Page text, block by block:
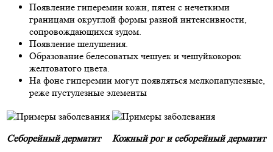
Появление гиперемии кожи, пятен с нечеткими
границами округлой формы разной интенсивности,
сопровождающихся зудом.
Появление шелушения.
Образование белесоватых чешуек и чешуйкокорок
желтоватого цвета.
На фоне гиперемии могут появляться мелкопапулезные,
реже пустулезные элементы
Себорейный дерматит Кожный рог и себорейный дерматит